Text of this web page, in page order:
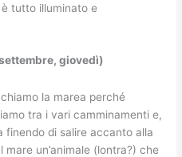
tutto illuminato e
giovedì)
la marea perché
tra i vari camminamenti e,
finendo di salire accanto alla
un’animale (lontra?) che